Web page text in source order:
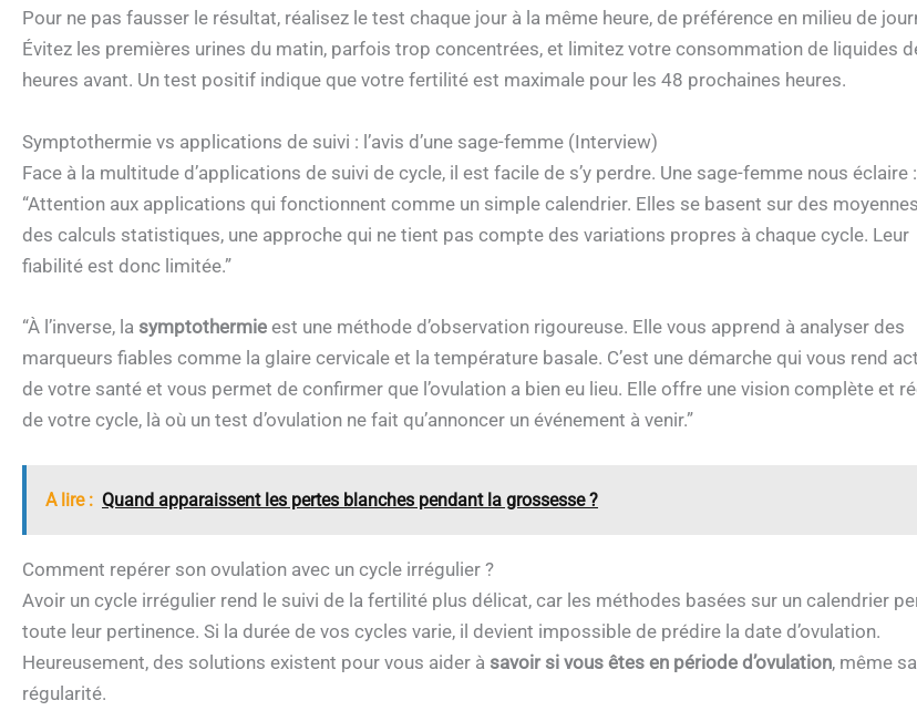
Pour ne pas fausser le résultat, réalisez le test chaque jour à la même heure, de préférence en milieu de
Évitez les premières urines du matin, parfois trop concentrées, et limitez votre consommation de liquides
heures avant. Un test positif indique que votre fertilité est maximale pour les 48 prochaines heures.
Symptothermie vs applications de suivi : l’avis d’une sage-femme (Interview)
Face à la multitude d’applications de suivi de cycle, il est facile de s’y perdre. Une sage-femme nous éclaire :
“Attention aux applications qui fonctionnent comme un simple calendrier. Elles se basent sur des
des calculs statistiques, une approche qui ne tient pas compte des variations propres à chaque cycle. Leur
fiabilité est donc limitée.”
“À l’inverse, la symptothermie est une méthode d’observation rigoureuse. Elle vous apprend à analyser des
marqueurs fiables comme la glaire cervicale et la température basale. C’est une démarche qui vous rend
de votre santé et vous permet de confirmer que l’ovulation a bien eu lieu. Elle offre une vision complète et
de votre cycle, là où un test d’ovulation ne fait qu’annoncer un événement à venir.”
A lire : Quand apparaissent les pertes blanches pendant la grossesse ?
Comment repérer son ovulation avec un cycle irrégulier ?
Avoir un cycle irrégulier rend le suivi de la fertilité plus délicat, car les méthodes basées sur un calendrier
toute leur pertinence. Si la durée de vos cycles varie, il devient impossible de prédire la date d’ovulation.
Heureusement, des solutions existent pour vous aider à savoir si vous êtes en période d’ovulation, même
régularité.